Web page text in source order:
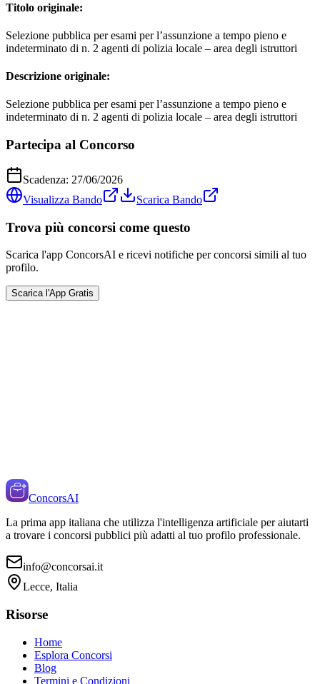
Titolo originale:
Selezione pubblica per esami per l’assunzione a tempo pieno e
indeterminato di n. 2 agenti di polizia locale – area degli istruttori
Descrizione originale:
Selezione pubblica per esami per l’assunzione a tempo pieno e
indeterminato di n. 2 agenti di polizia locale – area degli istruttori
Partecipa al Concorso
Scadenza: 27/06/2026
Visualizza Bando
Scarica Bando
Trova più concorsi come questo
Scarica l'app ConcorsAI e ricevi notifiche per concorsi simili al tuo
profilo.
Scarica l'App Gratis
ConcorsAI
La prima app italiana che utilizza l'intelligenza artificiale per aiutarti
a trovare i concorsi pubblici più adatti al tuo profilo professionale.
info@concorsai.it
Lecce, Italia
Risorse
Home
Esplora Concorsi
Blog
Termini e Condizioni